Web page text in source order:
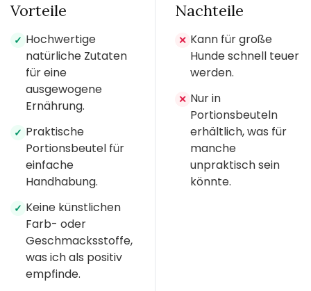
Vorteile
✓ Hochwertige
natürliche Zutaten
für eine
ausgewogene
Ernährung.
✓ Praktische
Portionsbeutel für
einfache
Handhabung.
✓ Keine künstlichen
Farb- oder
Geschmacksstoffe,
was ich als positiv
empfinde.
Nachteile
✕ Kann für große
Hunde schnell teuer
werden.
✕ Nur in
Portionsbeuteln
erhältlich, was für
manche
unpraktisch sein
könnte.